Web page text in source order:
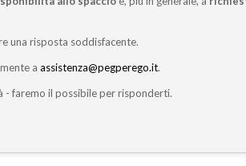
una risposta soddisfacente.
aassistenza@pegperego.it.
- faremo il possibile per risponderti.